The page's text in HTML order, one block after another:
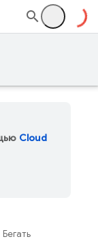
Cloud
Бегать